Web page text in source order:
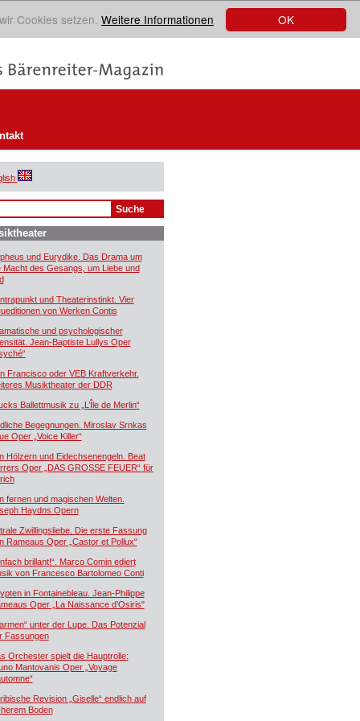
OK
Cookies setzen. Weitere Informationen
und Eurydike. Das Drama um
Macht des Gesangs, um Liebe und
und Theaterinstinkt. Vier
von Werken Contis
und psychologischer
Jean-Baptiste Lullys Oper
Francisco oder VEB Kraftverkehr.
Musiktheater der DDR
Ballettmusik zu „L’Île de Merlin“
Begegnungen. Miroslav Srnkas
Oper „Voice Killer“
Hölzern und Eidechsenengeln. Beat
Oper „DAS GROSSE FEUER“ für
fernen und magischen Welten.
Haydns Opern
Zwillingsliebe. Die erste Fassung
Rameaus Oper „Castor et Pollux“
brillant!“. Marco Comin ediert
von Francesco Bartolomeo Conti
in Fontainebleau. Jean-Philippe
Oper „La Naissance d’Osiris"
unter der Lupe. Das Potenzial
Fassungen
Orchester spielt die Hauptrolle:
Mantovanis Oper „Voyage
Revision „Giselle“ endlich auf
Boden